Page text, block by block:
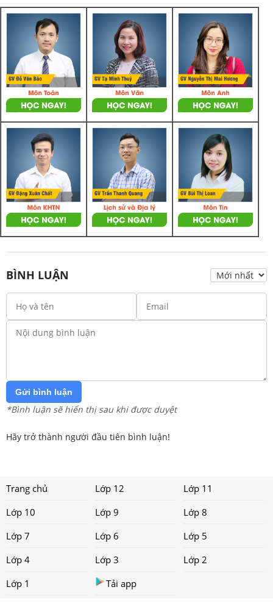
BÌNH LUẬN
Gửi bình luận
*Bình luận sẽ hiển thị sau khi được duyệt
Hãy trở thành người đầu tiên bình luận!
Trang chủ Lớp 12
Lớp 11
Lớp 10
Lớp 9
Lớp 8
Lớp 7
Lớp 6
Lớp 5
Lớp 4
Lớp 3
Lớp 2
Lớp 1
Tải app